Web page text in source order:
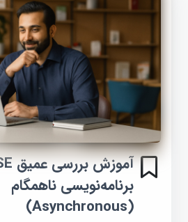
برنامه‌نویسی ناهمگام